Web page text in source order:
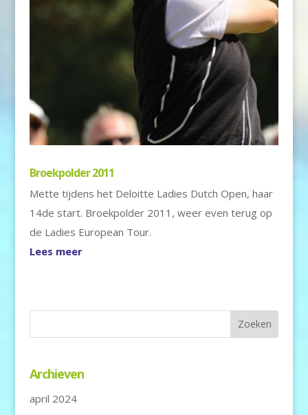
Broekpolder 2011
Mette tijdens het Deloitte Ladies Dutch Open, haar
14de start. Broekpolder 2011, weer even terug op
de Ladies European Tour.
Lees meer
Archieven
april 2024